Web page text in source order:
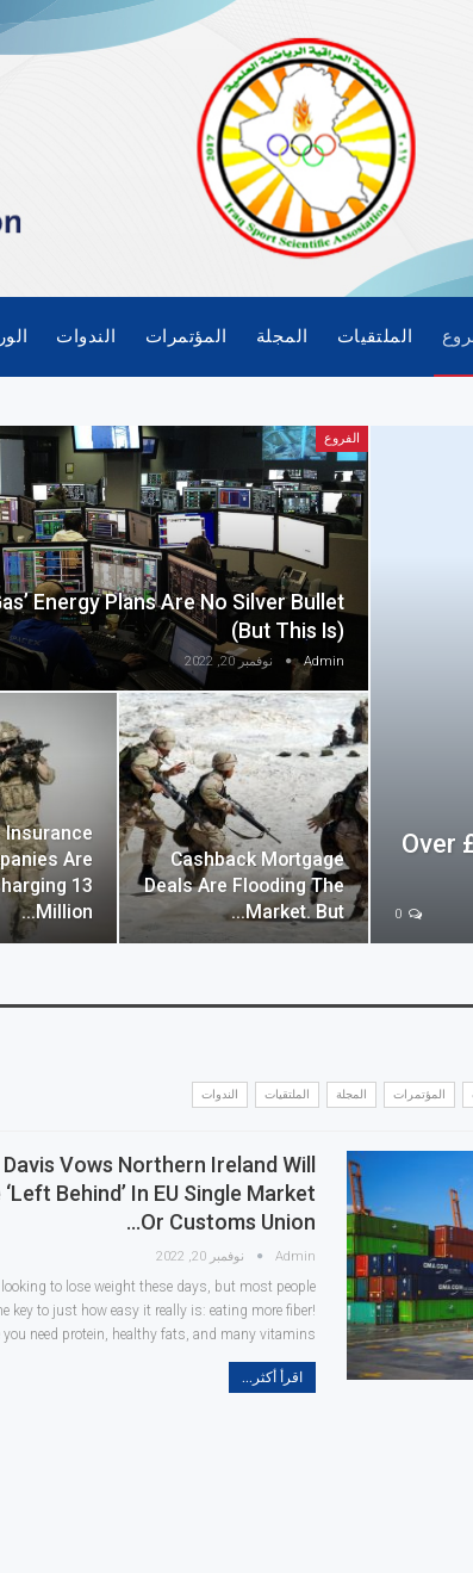
الملتقيات المجلة المؤتمرات الندوات
Over
0
الفروع
Energy Plans Are No Silver Bullet
(but This Is)
Admin نوفمبر 20, 2022
Cashback Mortgage
Deals Are Flooding The
Market. But…
Insurance
Are
13
Million…
المؤتمرات المجلة الملتقيات الندوات
Davis Vows Northern Ireland Will
Behind’ In EU Single Market
Or Customs Union…
Admin نوفمبر 20, 2022
looking to lose weight these days, but most people
key to just how easy it really is: eating more fiber!
you need protein, healthy fats, and many vitamins…
اقرأ أكثر...